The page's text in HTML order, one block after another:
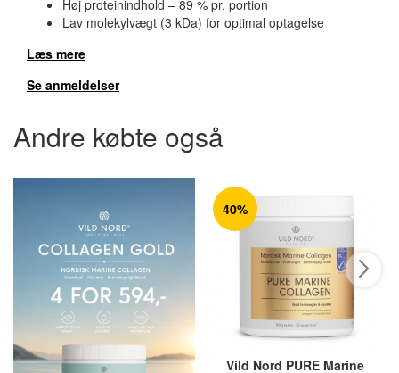
Høj proteinindhold – 89 % pr. portion
Lav molekylvægt (3 kDa) for optimal optagelse
Læs mere
Se anmeldelser
Andre købte også
40%
Vild Nord PURE Marine